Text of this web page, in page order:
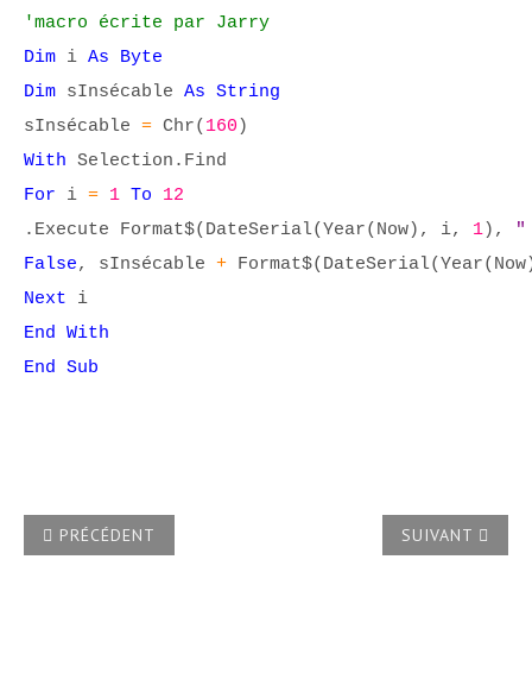
'macro écrite par Jarry
Dim i As Byte
Dim sInsécable As String
sInsécable = Chr( 160 )
With Selection.Find
For i = 1 To
12
.Execute Format$(DateSerial(Year(Now), i, 1),
"
False, sInsécable +
Next i
End With
End Sub
ARTICLE PRÉCÉDENT : COMMENT REMPLACER LE POINT
PRÉCÉDENT ARTICLE
SUIVANT